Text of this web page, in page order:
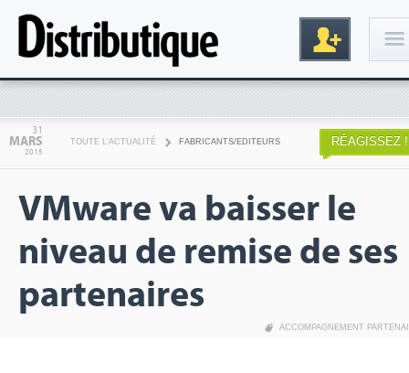
31
MARS
2015
TOUTE L'ACTUALITÉ FABRICANTS/EDITEURS RÉAGISSEZ !
VMware va baisser le
niveau de remise de ses
partenaires
ACCOMPAGNEMENT